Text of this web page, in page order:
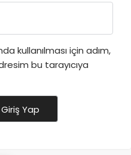
kullanılması için adım,
bu tarayıcıya
Giriş Yap